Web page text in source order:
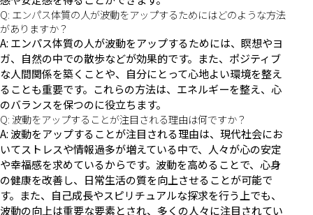
Q: エンパス体質の人が波動をアップするためにはどのような方法
がありますか？
A: エンパス体質の人が波動をアップするためには、瞑想やヨ
ガ、自然の中での散歩などが効果的です。また、ポジティブ
な人間関係を築くことや、自分にとって心地よい環境を整え
ることも重要です。これらの方法は、エネルギーを整え、心
のバランスを保つのに役立ちます。
Q: 波動をアップすることが注目される理由は何ですか？
A: 波動をアップすることが注目される理由は、現代社会にお
いてストレスや情報過多が増えている中で、人々が心の安定
や幸福感を求めているからです。波動を高めることで、心身
の健康を改善し、日常生活の質を向上させることが可能で
す。また、自己成長やスピリチュアルな探求を行う上でも、
波動の向上は重要な要素とされ、多くの人々に注目されてい